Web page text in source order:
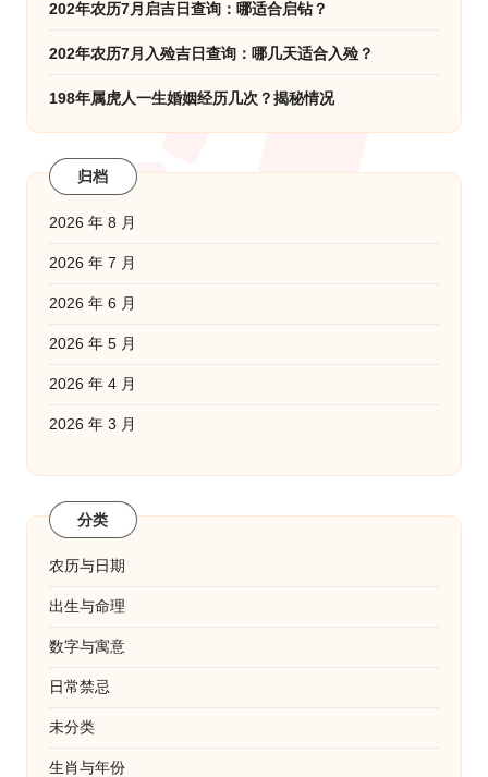
202年农历7月启吉日查询：哪适合启钻？
202年农历7月入殓吉日查询：哪几天适合入殓？
198年属虎人一生婚姻经历几次？揭秘情况
归档
2026 年 8 月
2026 年 7 月
2026 年 6 月
2026 年 5 月
2026 年 4 月
2026 年 3 月
分类
农历与日期
出生与命理
数字与寓意
日常禁忌
未分类
生肖与年份